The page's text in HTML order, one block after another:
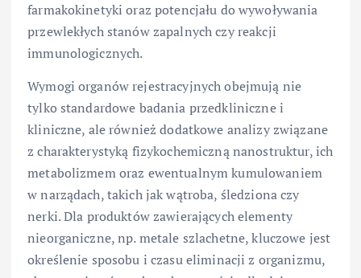
farmakokinetyki oraz potencjału do wywoływania
przewlekłych stanów zapalnych czy reakcji
immunologicznych.
Wymogi organów rejestracyjnych obejmują nie
tylko standardowe badania przedkliniczne i
kliniczne, ale również dodatkowe analizy związane
z charakterystyką fizykochemiczną nanostruktur, ich
metabolizmem oraz ewentualnym kumulowaniem
w narządach, takich jak wątroba, śledziona czy
nerki. Dla produktów zawierających elementy
nieorganiczne, np. metale szlachetne, kluczowe jest
określenie sposobu i czasu eliminacji z organizmu,